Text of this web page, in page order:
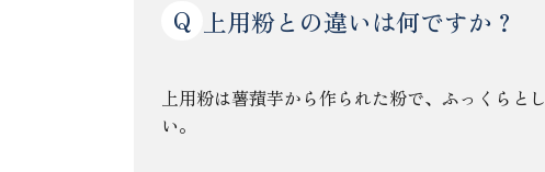
Q 上用粉との違いは何ですか？
上用粉は薯蕷芋から作られた粉で、ふっくら
い。